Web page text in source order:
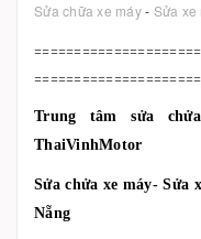
Sửa chữa xe máy- Sửa xe
Trung tâm sửa
ThaiVinhMotor
Sửa chửa xe máy- Sửa
Nẵng